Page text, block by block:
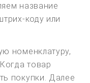
название
коду или
номенклатуру,
товар
покупки. Далее